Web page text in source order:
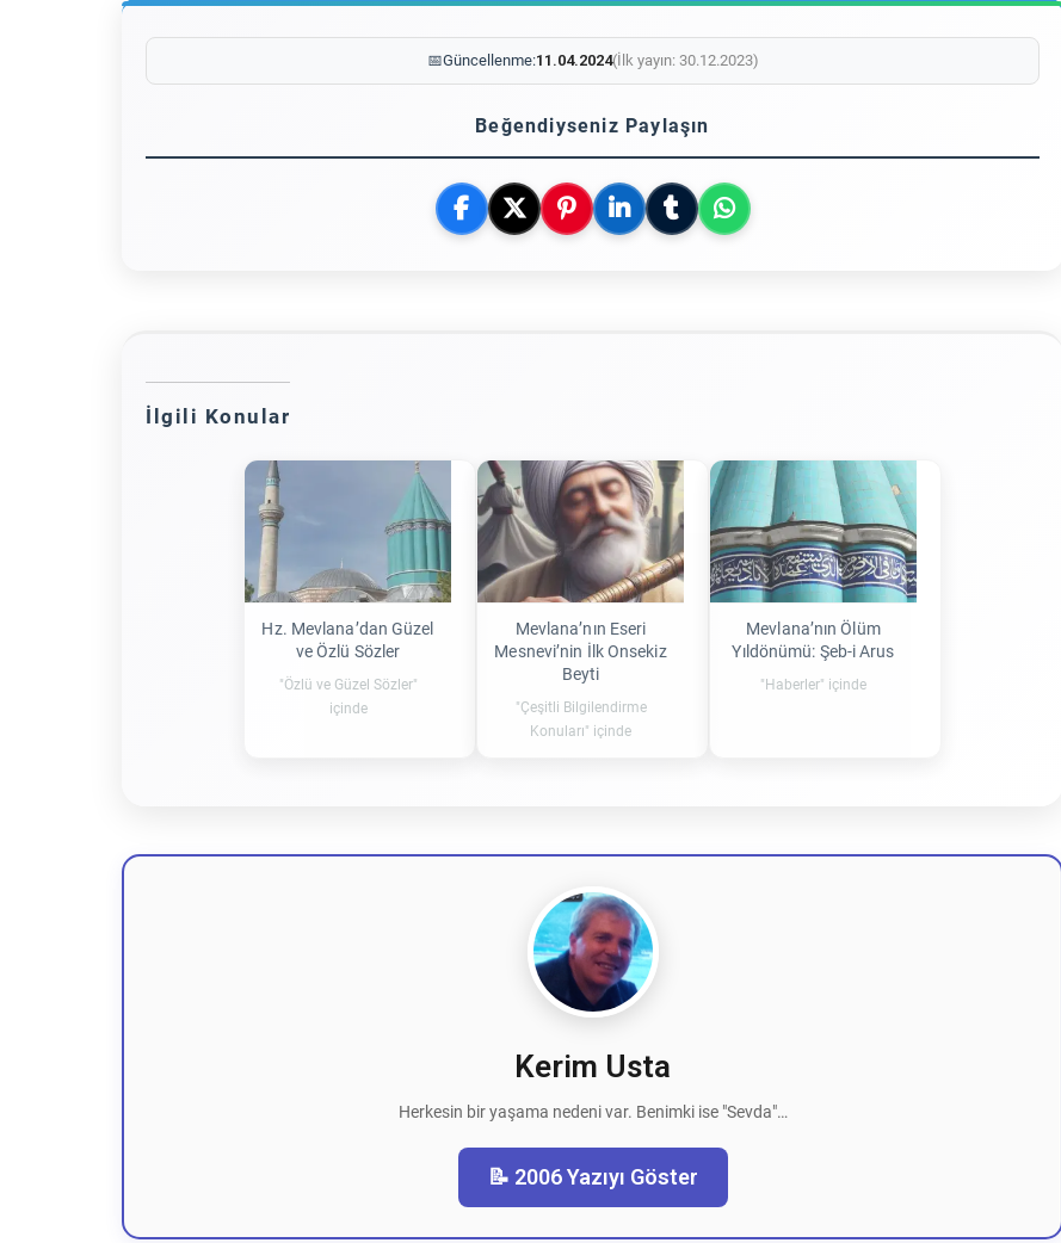
📅Güncellenme:11.04.2024(İlk yayın: 30.12.2023)
Beğendiyseniz Paylaşın
İlgili Konular
Hz. Mevlana’dan Güzel
ve Özlü Sözler
"Özlü ve Güzel Sözler"
içinde
Mevlana’nın Eseri
Mesnevi’nin İlk Onsekiz
Beyti
"Çeşitli Bilgilendirme
Konuları" içinde
Mevlana’nın Ölüm
Yıldönümü: Şeb-i Arus
"Haberler" içinde
Kerim Usta
Herkesin bir yaşama nedeni var. Benimki ise "Sevda"…
📝 2006 Yazıyı Göster